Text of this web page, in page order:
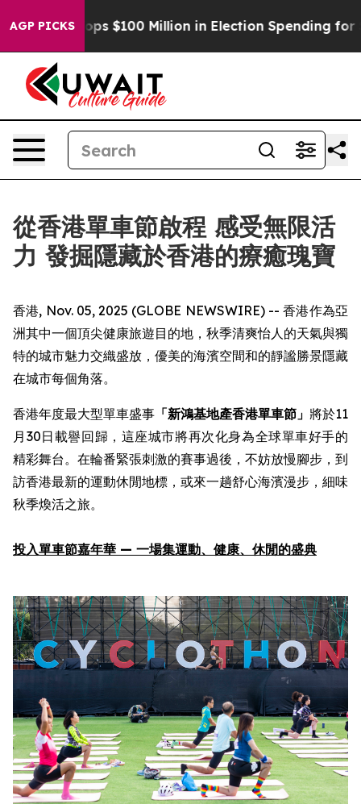
AGP PICKS
Tops $100 Million in Election Spending for Second
從香港單車節啟程 感受無限活
力 發掘隱藏於香港的療癒瑰寶
香港, Nov. 05, 2025 (GLOBE NEWSWIRE) -- 香港作為亞
洲其中一個頂尖健康旅遊目的地，秋季清爽怡人的天氣與獨
特的城市魅力交織盛放，優美的海濱空間和的靜謐勝景隱藏
在城市每個角落。
香港年度最大型單車盛事 「新鴻基地產香港單車節 」 將於11
月30日載譽回歸，這座城市將再次化身為全球單車好手的
精彩舞台。在輪番緊張刺激的賽事過後，不妨放慢腳步，到
訪香港最新的運動休閒地標，或來一趟舒心海濱漫步，細味
秋季煥活之旅。
投入單車節嘉年華 — 一場集運動、健康、休閒的盛典